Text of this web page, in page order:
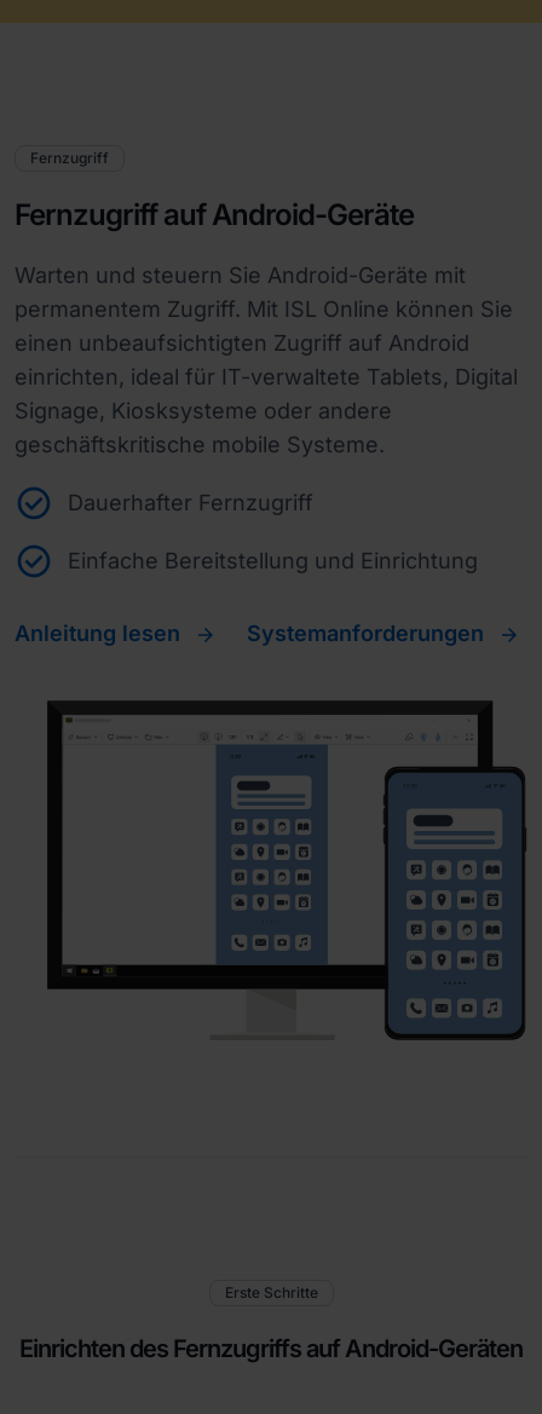
Fernzugriff
Fernzugriff auf Android-Geräte
Warten und steuern Sie Android-Geräte mit
permanentem Zugriff. Mit ISL Online können Sie
einen unbeaufsichtigten Zugriff auf Android
einrichten, ideal für IT-verwaltete Tablets, Digital
Signage, Kiosksysteme oder andere
geschäftskritische mobile Systeme.
Dauerhafter Fernzugriff
Einfache Bereitstellung und Einrichtung
Anleitung lesen Systemanforderungen
Erste Schritte
Einrichten des Fernzugriffs auf Android-Geräten